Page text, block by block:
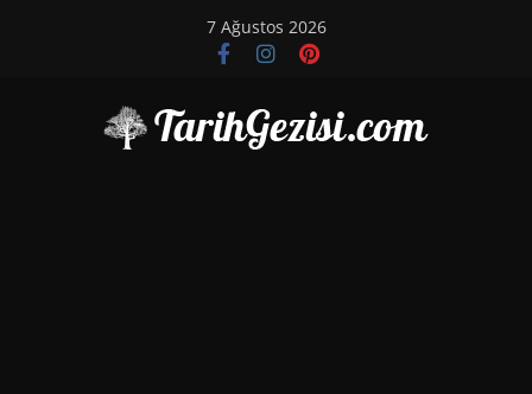
7 Ağustos 2026